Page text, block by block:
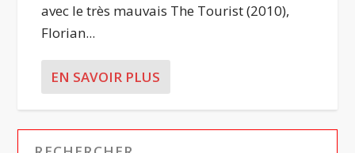
avec le très mauvais The Tourist (2010),
Florian...
EN SAVOIR PLUS